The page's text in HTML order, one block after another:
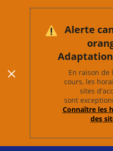
Alerte
En raison de
cours, les
sites
sont
Connaître les
des